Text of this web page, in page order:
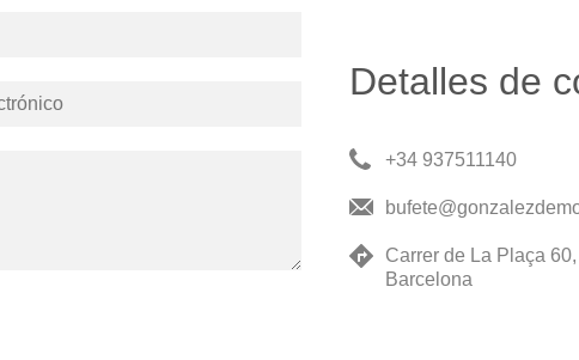
Detalles de
+34 937511140
Carrer de La Plaça
Barcelona